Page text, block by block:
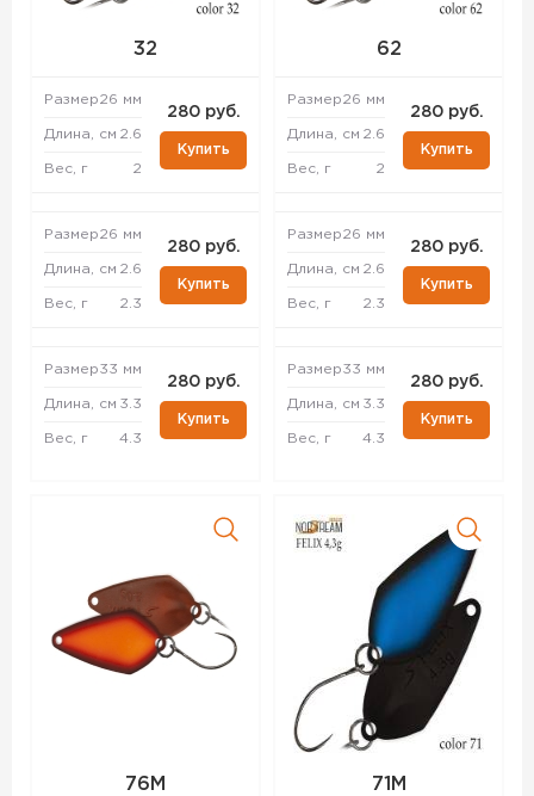
32
Размер26 мм
Длина, см 2.6
Вес, г 2
280 руб.
Купить
Размер26 мм
Длина, см 2.6
Вес, г 2.3
280 руб.
Купить
Размер33 мм
Длина, см 3.3
Вес, г 4.3
280 руб.
Купить
62
Размер26 мм
Длина, см 2.6
Вес, г 2
280 руб.
Купить
Размер26 мм
Длина, см 2.6
Вес, г 2.3
280 руб.
Купить
Размер33 мм
Длина, см 3.3
Вес, г 4.3
280 руб.
Купить
76M 71M